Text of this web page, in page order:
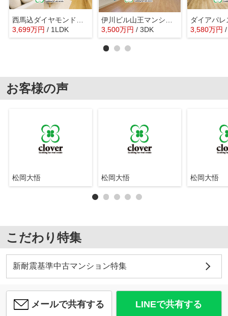
3,699万円 / 1LDK
3,500万円 / 3DK
ダイアパ
3,580万円
お客様の声
松岡大悟 松岡大悟 松岡大悟
こだわり特集
新耐震基準中古マンション特集
メールで共有する LINEで共有する